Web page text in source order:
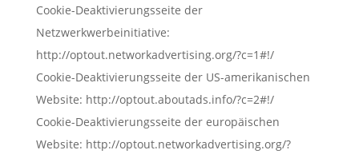
Cookie-Deaktivierungsseite der
Netzwerkwerbeinitiative:
http://optout.networkadvertising.org/?c=1#!/
Cookie-Deaktivierungsseite der US-amerikanischen
Website: http://optout.aboutads.info/?c=2#!/
Cookie-Deaktivierungsseite der europäischen
Website: http://optout.networkadvertising.org/?